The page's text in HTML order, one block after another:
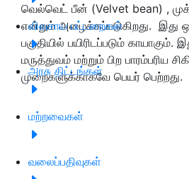
விவசாய பட்டறைகள்
அரசு திட்டங்கள்
மற்றவைகள்
வலைப்பதிவுகள்
வெல்வெட் பீன் (Velvet bean) ,
என்றும் அழைக்கப்படுகிறது. இது
பகுதியில் பயிரிடப்படும் காயாகும்.
மருத்துவம் மற்றும் பிற பாரம்பரிய
முறைகளுக்காகவே பெயர் பெற்றது.